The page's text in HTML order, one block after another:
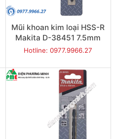
Mũi khoan kim loại HSS-R
Makita D-38451 7.5mm
Hotline: 0977.9966.27